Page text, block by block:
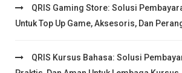
QRIS Gaming Store: Solusi
Untuk Top Up Game, Aksesoris, Dan
QRIS Kursus Bahasa: Solusi